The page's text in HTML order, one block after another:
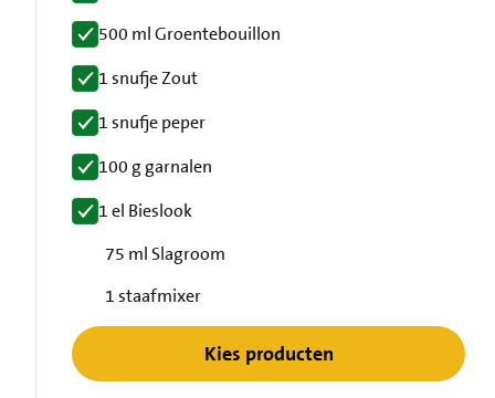
500 ml Groentebouillon
1 snufje Zout
1 snufje peper
100 g garnalen
1 el Bieslook
75 ml Slagroom
1 staafmixer
Kies producten